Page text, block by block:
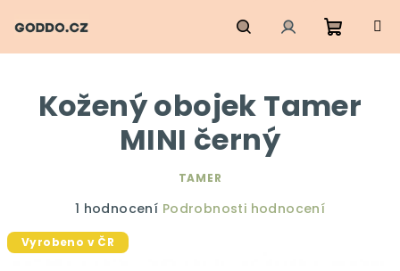
na
HledatPřihlášení
košík
Kožený obojek Tamer
MINI černý
TAMER
Průměrné
produktu
1 hodnocení Podrobnosti hodnocení
Vyrobeno v ČR